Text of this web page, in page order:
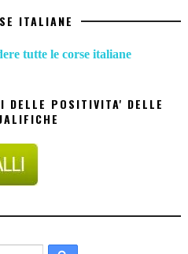
ITALIANE
tutte le corse italiane
DELLE POSITIVITA' DELLE